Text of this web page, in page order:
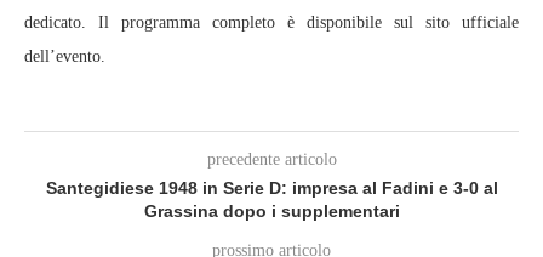
dedicato. Il programma completo è disponibile sul sito ufficiale
dell’evento.
precedente articolo
Santegidiese 1948 in Serie D: impresa al Fadini e 3-0 al
Grassina dopo i supplementari
prossimo articolo